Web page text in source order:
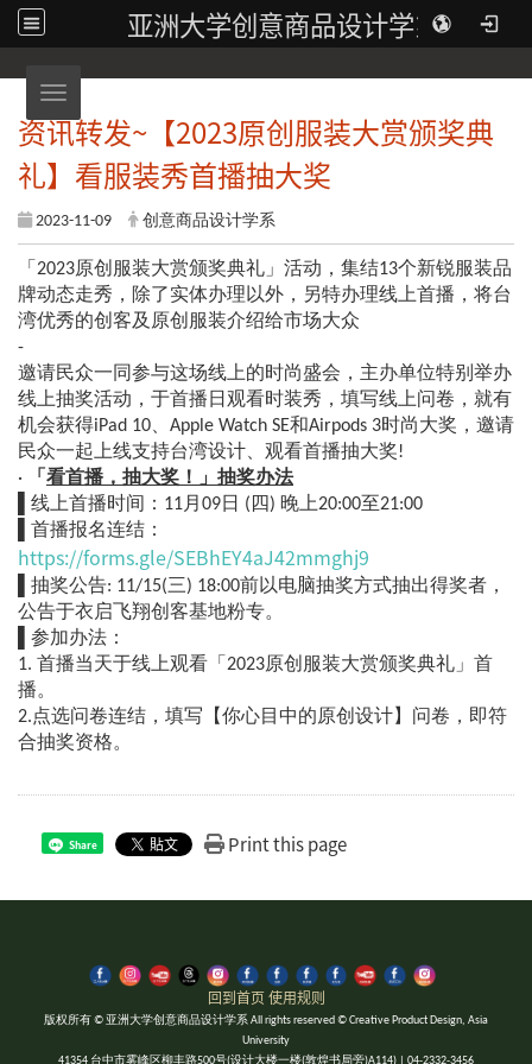
亚洲大学创意商品设计学系
Toggle navigation
资讯转发~【2023原创服装大赏颁奖典
礼】看服装秀首播抽大奖
2023-11-09 创意商品设计学系
「2023原创服装大赏颁奖典礼」活动，集结13个新锐服装品
牌动态走秀，除了实体办理以外，另特办理线上首播，将台
湾优秀的创客及原创服装介绍给市场大众
-
邀请民众一同参与这场线上的时尚盛会，主办单位特别举办
线上抽奖活动，于首播日观看时装秀，填写线上问卷，就有
机会获得iPad 10、Apple Watch SE和Airpods 3时尚大奖，邀请
民众一起上线支持台湾设计、观看首播抽大奖!
·
「 看首播，抽大奖！」抽奖办法
▌线上首播时间：11月09日 (四) 晚上20:00至21:00
▌首播报名连结：
https://forms.gle/SEBhEY4aJ42mmghj9
▌抽奖公告: 11/15(三) 18:00前以电脑抽奖方式抽出得奖者，
公告于衣启飞翔创客基地粉专。
▌参加办法：
1. 首播当天于线上观看「2023原创服装大赏颁奖典礼」首
播。
2.点选问卷连结，填写【你心目中的原创设计】问卷，即符
合抽奖资格。
Share Print this page
回到首页 使用规则
版权所有 © 亚洲大学创意商品设计学系 All rights reserved © Creative Product Design, Asia
University
41354 台中市雾峰区柳丰路500号(设计大楼一楼(敦煌书局旁)A114) | 04-2332-3456